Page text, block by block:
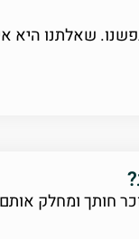
שאלתנו היא
חותך ומחלק